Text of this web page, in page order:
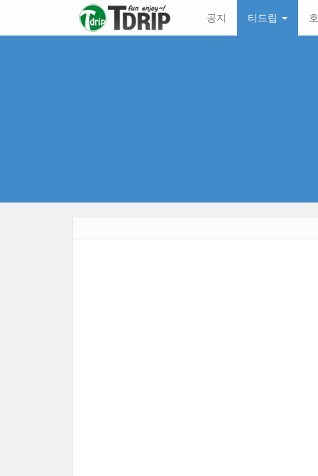
바
뉴
토
공지 티드립